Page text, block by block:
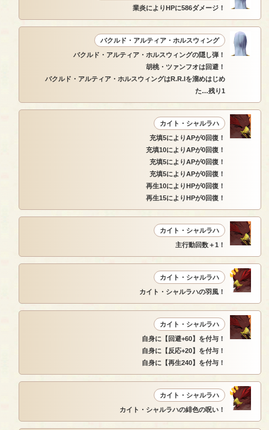
業炎によりHPに586ダメージ！
バクルド・アルティア・ホルスウィング
バクルド・アルティア・ホルスウィングの隠し弾！
胡桃・ツァンフオは回避！
バクルド・アルティア・ホルスウィングはR.R.Iを溜めはじめ
た…残り1
カイト・シャルラハ
充填5によりAPが0回復！
充填10によりAPが0回復！
充填5によりAPが0回復！
充填5によりAPが0回復！
再生10によりHPが0回復！
再生15によりHPが0回復！
カイト・シャルラハ
主行動回数＋1！
カイト・シャルラハ
カイト・シャルラハの羽風！
カイト・シャルラハ
自身に【回避+60】を付与！
自身に【反応+20】を付与！
自身に【再生240】を付与！
カイト・シャルラハ
カイト・シャルラハの緋色の呪い！